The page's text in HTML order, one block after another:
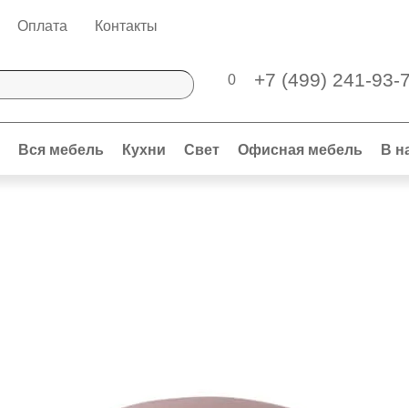
Оплата Контакты
0 +7 (499) 241-93-
Вся мебель Кухни Свет Офисная мебель В